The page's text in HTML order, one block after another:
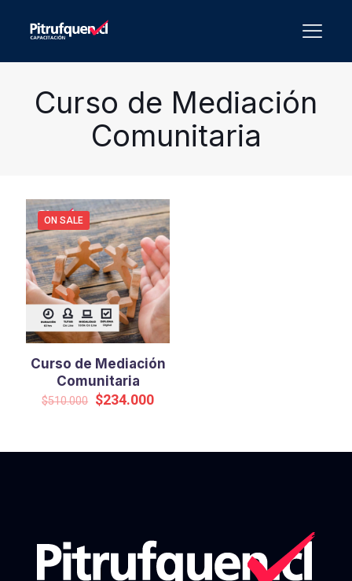
Curso de Mediación
Comunitaria
ON SALE
Curso de Mediación
Comunitaria
$510.000 Original
$234.000Current